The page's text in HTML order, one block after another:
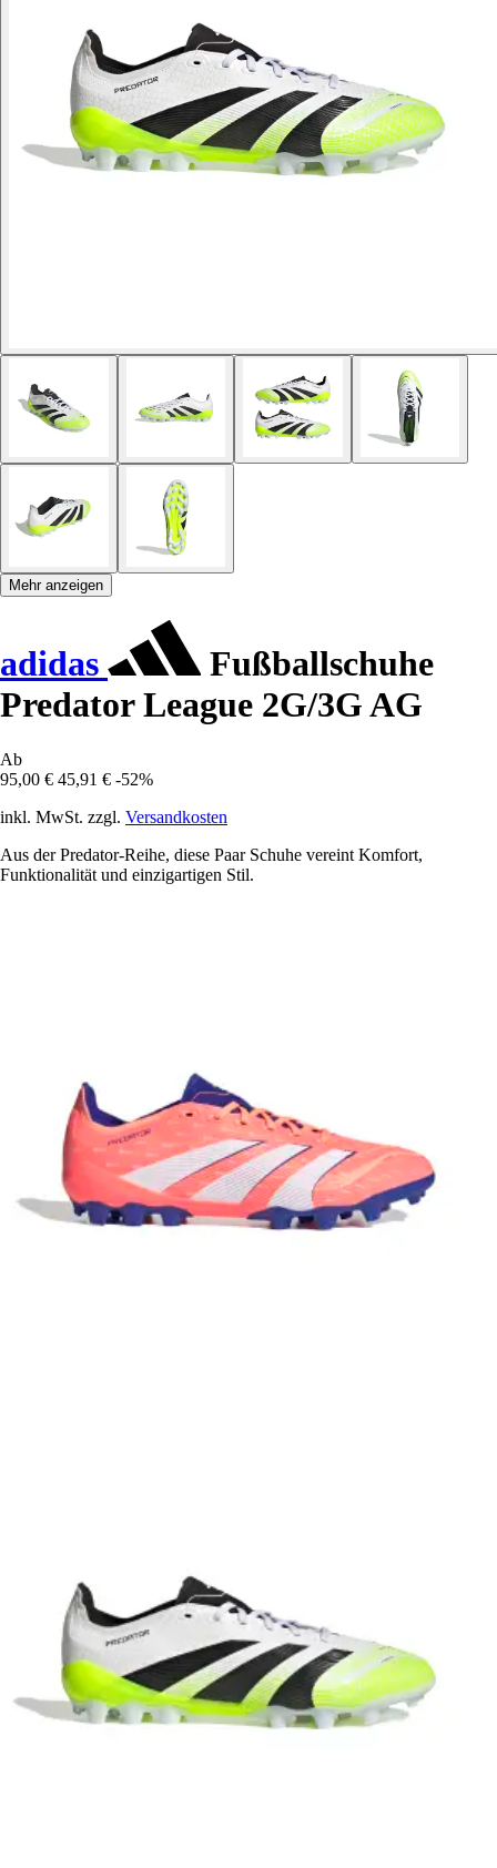
Mehr anzeigen
adidas
Fußballschuhe
Predator League 2G/3G AG
Ab
95,00 € 45,91 € -52%
inkl. MwSt. zzgl. Versandkosten
Aus der Predator-Reihe, diese Paar Schuhe vereint Komfort,
Funktionalität und einzigartigen Stil.